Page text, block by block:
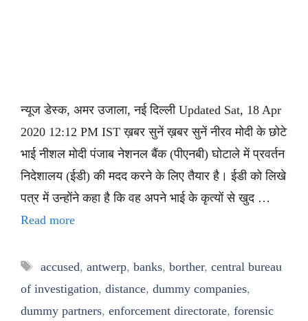
न्यूज डेस्क, अमर उजाला, नई दिल्ली Updated Sat, 18 Apr
2020 12:12 PM IST ख़बर सुनें ख़बर सुनें नीरव मोदी के छोटे
भाई नीशल मोदी पंजाब नेशनल बैंक (पीएनबी) घोटाले में प्रवर्तन
निदेशालय (ईडी) की मदद करने के लिए तैयार है। ईडी को लिखे
पत्र में उन्होंने कहा है कि वह अपने भाई के कृत्यों से खुद …
Read more
Tags
accused, antwerp, banks, borther, central bureau
of investigation, distance, dummy companies,
dummy partners, enforcement directorate, forensic